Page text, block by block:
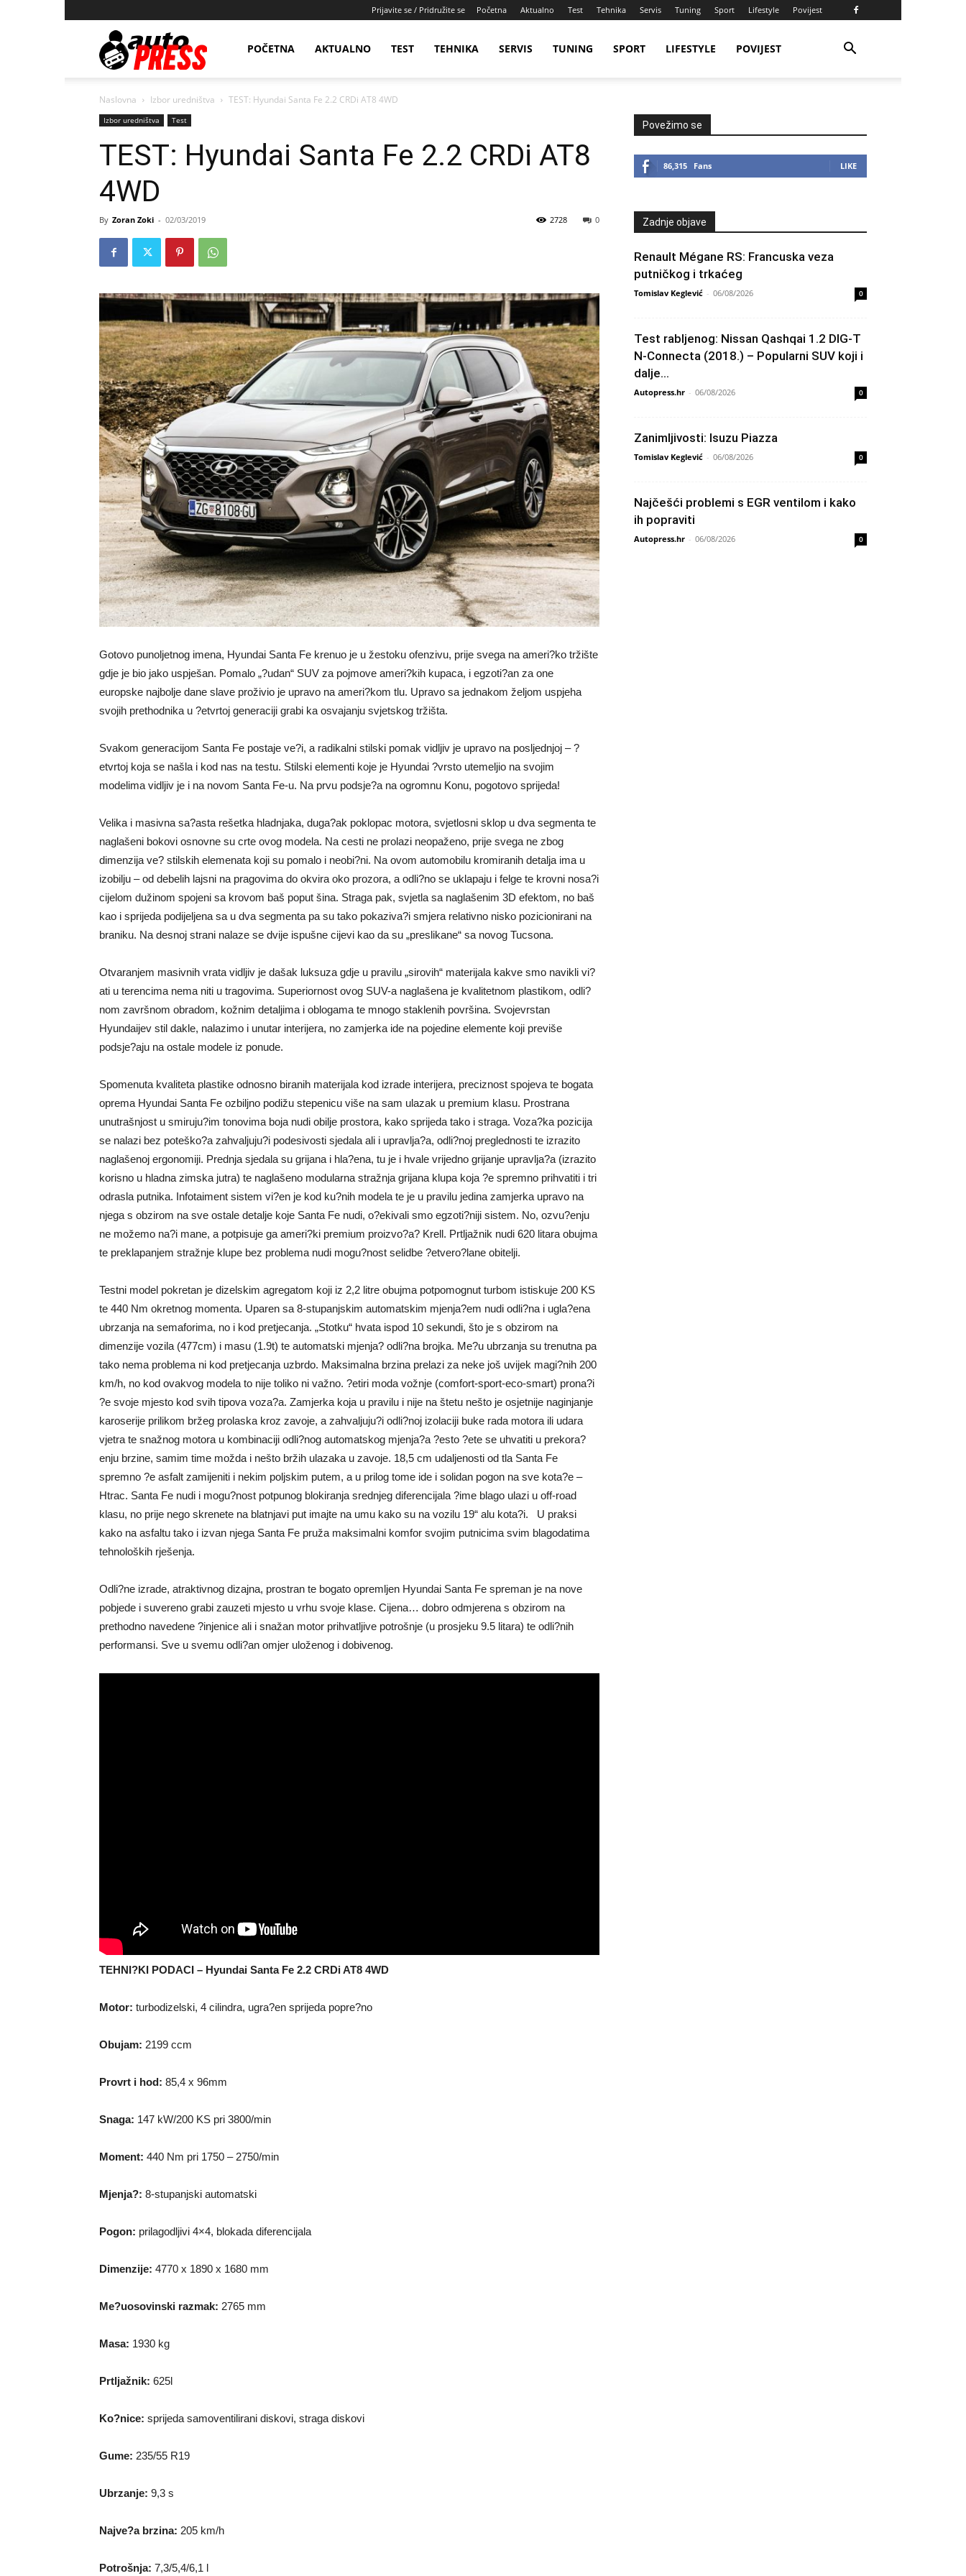
Prijavite se / Pridružite se Početna Aktualno Test Tehnika Servis Tuning Sport Lifestyle Povijest
AutopressHRPOČETNA AKTUALNO TEST TEHNIKA SERVIS TUNING SPORT LIFESTYLE POVIJEST
Naslovna Izbor uredništva TEST: Hyundai Santa Fe 2.2 CRDi AT8 4WD
Izbor uredništva Test
TEST: Hyundai Santa Fe 2.2 CRDi AT8
4WD
By Zoran Zoki - 02/03/2019 0
2728
Gotovo punoljetnog imena, Hyundai Santa Fe krenuo je u žestoku ofenzivu, prije svega na ameri?ko tržište
gdje je bio jako uspješan. Pomalo „?udan“ SUV za pojmove ameri?kih kupaca, i egzoti?an za one
europske najbolje dane slave proživio je upravo na ameri?kom tlu. Upravo sa jednakom željom uspjeha
svojih prethodnika u ?etvrtoj generaciji grabi ka osvajanju svjetskog tržišta.
Svakom generacijom Santa Fe postaje ve?i, a radikalni stilski pomak vidljiv je upravo na posljednjoj – ?
etvrtoj koja se našla i kod nas na testu. Stilski elementi koje je Hyundai ?vrsto utemeljio na svojim
modelima vidljiv je i na novom Santa Fe-u. Na prvu podsje?a na ogromnu Konu, pogotovo sprijeda!
Velika i masivna sa?asta rešetka hladnjaka, duga?ak poklopac motora, svjetlosni sklop u dva segmenta te
naglašeni bokovi osnovne su crte ovog modela. Na cesti ne prolazi neopaženo, prije svega ne zbog
dimenzija ve? stilskih elemenata koji su pomalo i neobi?ni. Na ovom automobilu kromiranih detalja ima u
izobilju – od debelih lajsni na pragovima do okvira oko prozora, a odli?no se uklapaju i felge te krovni nosa?i
cijelom dužinom spojeni sa krovom baš poput šina. Straga pak, svjetla sa naglašenim 3D efektom, no baš
kao i sprijeda podijeljena sa u dva segmenta pa su tako pokaziva?i smjera relativno nisko pozicionirani na
braniku. Na desnoj strani nalaze se dvije ispušne cijevi kao da su „preslikane“ sa novog Tucsona.
Otvaranjem masivnih vrata vidljiv je dašak luksuza gdje u pravilu „sirovih“ materijala kakve smo navikli vi?
ati u terencima nema niti u tragovima. Superiornost ovog SUV-a naglašena je kvalitetnom plastikom, odli?
nom završnom obradom, kožnim detaljima i oblogama te mnogo staklenih površina. Svojevrstan
Hyundaijev stil dakle, nalazimo i unutar interijera, no zamjerka ide na pojedine elemente koji previše
podsje?aju na ostale modele iz ponude.
Spomenuta kvaliteta plastike odnosno biranih materijala kod izrade interijera, preciznost spojeva te bogata
oprema Hyundai Santa Fe ozbiljno podižu stepenicu više na sam ulazak u premium klasu. Prostrana
unutrašnjost u smiruju?im tonovima boja nudi obilje prostora, kako sprijeda tako i straga. Voza?ka pozicija
se nalazi bez poteško?a zahvaljuju?i podesivosti sjedala ali i upravlja?a, odli?noj preglednosti te izrazito
naglašenoj ergonomiji. Prednja sjedala su grijana i hla?ena, tu je i hvale vrijedno grijanje upravlja?a (izrazito
korisno u hladna zimska jutra) te naglašeno modularna stražnja grijana klupa koja ?e spremno prihvatiti i tri
odrasla putnika. Infotaiment sistem vi?en je kod ku?nih modela te je u pravilu jedina zamjerka upravo na
njega s obzirom na sve ostale detalje koje Santa Fe nudi, o?ekivali smo egzoti?niji sistem. No, ozvu?enju
ne možemo na?i mane, a potpisuje ga ameri?ki premium proizvo?a? Krell. Prtljažnik nudi 620 litara obujma
te preklapanjem stražnje klupe bez problema nudi mogu?nost selidbe ?etvero?lane obitelji.
Testni model pokretan je dizelskim agregatom koji iz 2,2 litre obujma potpomognut turbom istiskuje 200 KS
te 440 Nm okretnog momenta. Uparen sa 8-stupanjskim automatskim mjenja?em nudi odli?na i ugla?ena
ubrzanja na semaforima, no i kod pretjecanja. „Stotku“ hvata ispod 10 sekundi, što je s obzirom na
dimenzije vozila (477cm) i masu (1.9t) te automatski mjenja? odli?na brojka. Me?u ubrzanja su trenutna pa
tako nema problema ni kod pretjecanja uzbrdo. Maksimalna brzina prelazi za neke još uvijek magi?nih 200
km/h, no kod ovakvog modela to nije toliko ni važno. ?etiri moda vožnje (comfort-sport-eco-smart) prona?i
?e svoje mjesto kod svih tipova voza?a. Zamjerka koja u pravilu i nije na štetu nešto je osjetnije naginjanje
karoserije prilikom bržeg prolaska kroz zavoje, a zahvaljuju?i odli?noj izolaciji buke rada motora ili udara
vjetra te snažnog motora u kombinaciji odli?nog automatskog mjenja?a ?esto ?ete se uhvatiti u prekora?
enju brzine, samim time možda i nešto bržih ulazaka u zavoje. 18,5 cm udaljenosti od tla Santa Fe
spremno ?e asfalt zamijeniti i nekim poljskim putem, a u prilog tome ide i solidan pogon na sve kota?e –
Htrac. Santa Fe nudi i mogu?nost potpunog blokiranja srednjeg diferencijala ?ime blago ulazi u off-road
klasu, no prije nego skrenete na blatnjavi put imajte na umu kako su na vozilu 19“ alu kota?i. U praksi
kako na asfaltu tako i izvan njega Santa Fe pruža maksimalni komfor svojim putnicima svim blagodatima
tehnoloških rješenja.
Odli?ne izrade, atraktivnog dizajna, prostran te bogato opremljen Hyundai Santa Fe spreman je na nove
pobjede i suvereno grabi zauzeti mjesto u vrhu svoje klase. Cijena… dobro odmjerena s obzirom na
prethodno navedene ?injenice ali i snažan motor prihvatljive potrošnje (u prosjeku 9.5 litara) te odli?nih
performansi. Sve u svemu odli?an omjer uloženog i dobivenog.
TEHNI?KI PODACI – Hyundai Santa Fe 2.2 CRDi AT8 4WD
Motor: turbodizelski, 4 cilindra, ugra?en sprijeda popre?no
Obujam: 2199 ccm
Provrt i hod: 85,4 x 96mm
Snaga: 147 kW/200 KS pri 3800/min
Moment: 440 Nm pri 1750 – 2750/min
Mjenja?: 8-stupanjski automatski
Pogon: prilagodljivi 4×4, blokada diferencijala
Dimenzije: 4770 x 1890 x 1680 mm
Me?uosovinski razmak: 2765 mm
Masa: 1930 kg
Prtljažnik: 625l
Ko?nice: sprijeda samoventilirani diskovi, straga diskovi
Gume: 235/55 R19
Ubrzanje: 9,3 s
Najve?a brzina: 205 km/h
Potrošnja: 7,3/5,4/6,1 l
Povežimo se
86,315 Fans LIKE
Zadnje objave
Renault Mégane RS: Francuska veza
putničkog i trkaćeg
Tomislav Keglević - 06/08/2026 0
Test rabljenog: Nissan Qashqai 1.2 DIG-T
N-Connecta (2018.) – Popularni SUV koji i
dalje...
Autopress.hr - 06/08/2026 0
Zanimljivosti: Isuzu Piazza
Tomislav Keglević - 06/08/2026 0
Najčešći problemi s EGR ventilom i kako
ih popraviti
Autopress.hr - 06/08/2026 0